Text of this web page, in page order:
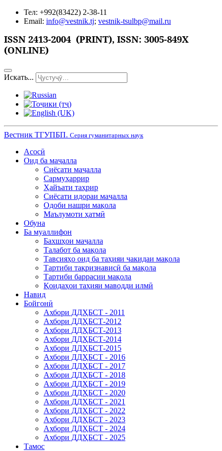
Тел: +992(83422) 2-38-11
Email: info@vestnik.tj; vestnik-tsulbp@mail.ru
ISSN 2413-2004 (PRINT), ISSN: 3005-849X
(ONLINE)
Искать...
Вестник ТГУПБП. Серия гуманитарных наук
Асосӣ
Оид ба маҷалла
Сиёсати маҷалла
Сармуҳаррир
Ҳайъати таҳрир
Сиёсати идораи маҷалла
Одоби нашри мақола
Маълумоти ҳатмӣ
Обуна
Ба муаллифон
Бахшҳои маҷалла
Талабот ба мақола
Тавсияҳо оид ба таҳияи чакидаи мақола
Тартиби тақризнависӣ ба мақола
Тартиби баррасии мақола
Қоидаҳои таҳияи маводди илмӣ
Навид
Бойгонӣ
Ахбори ДДҲБСТ - 2011
Ахбори ДДҲБСТ-2012
Ахбори ДДҲБСТ-2013
Ахбори ДДҲБСТ-2014
Ахбори ДДҲБСТ-2015
Ахбори ДДҲБСТ - 2016
Ахбори ДДҲБСТ - 2017
Ахбори ДДҲБСТ - 2018
Ахбори ДДҲБСТ - 2019
Ахбори ДДҲБСТ - 2020
Ахбори ДДҲБСТ - 2021
Ахбори ДДҲБСТ - 2022
Ахбори ДДҲБСТ - 2023
Ахбори ДДҲБСТ - 2024
Ахбори ДДҲБСТ - 2025
Тамос